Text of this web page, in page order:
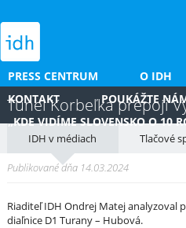
PRESS CENTRUM O IDH
KONTAKT
POUKÁŽTE
„KDE VIDÍME SLOVENSKO O 10
Tunel Korbeľka prepojí
IDH v médiach Tlačové
Publikované dňa 14.03.2024
Riaditeľ IDH Ondrej Matej analyzoval
diaľnice D1 Turany – Hubová.